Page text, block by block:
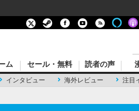
インタビュー 海外レビュー 注目
ム セール・無料 読者の声